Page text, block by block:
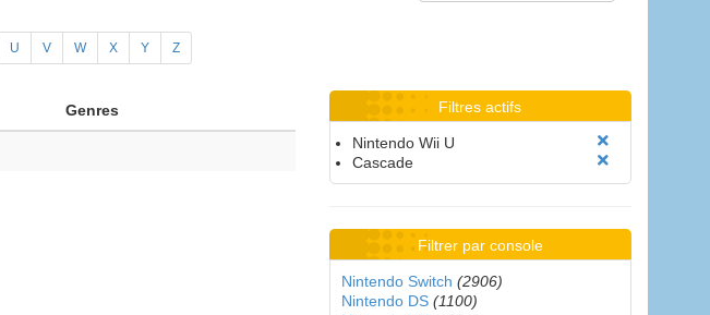
U V W X Y Z
Genres Filtres actifs
Nintendo Wii U
Cascade
Filtrer par console
Nintendo Switch (2906)
Nintendo DS (1100)